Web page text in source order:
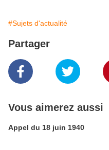
#Sujets d'actualité
Partager
Vous aimerez aussi
Appel du 18 juin 1940